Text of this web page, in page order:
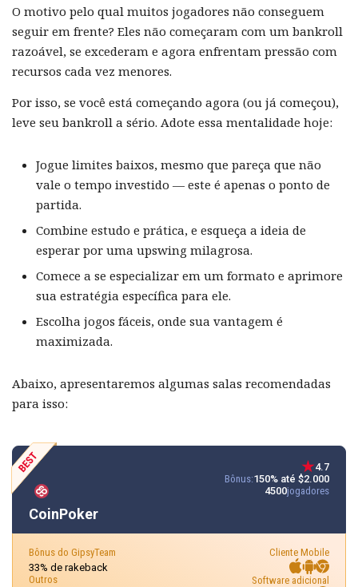
O motivo pelo qual muitos jogadores não conseguem
seguir em frente? Eles não começaram com um bankroll
razoável, se excederam e agora enfrentam pressão com
recursos cada vez menores.
Por isso, se você está começando agora (ou já começou),
leve seu bankroll a sério. Adote essa mentalidade hoje:
Jogue limites baixos, mesmo que pareça que não
vale o tempo investido — este é apenas o ponto de
partida.
Combine estudo e prática, e esqueça a ideia de
esperar por uma upswing milagrosa.
Comece a se especializar em um formato e aprimore
sua estratégia específica para ele.
Escolha jogos fáceis, onde sua vantagem é
maximizada.
Abaixo, apresentaremos algumas salas recomendadas
para isso:
CoinPoker
4.7
Bônus:150% até $2.000
4500jogadores
Bônus do GipsyTeam
33% de rakeback
Outros
Cliente Mobile
Software adicional